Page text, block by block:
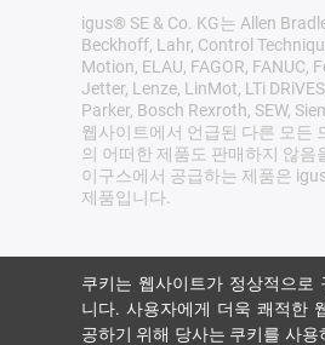
igus® SE & Co. KG는 Allen
Beckhoff, Lahr, Control
Motion, ELAU, FAGOR, FANUC,
Jetter, Lenze, LinMot, LTi
Parker, Bosch Rexroth, SEW,
웹사이트에서 언급된 다른 모든
의 어떠한 제품도 판매하지 않음
이구스에서 공급하는 제품은
제품입니다.
쿠키는 웹사이트가 정상적으로
니다. 사용자에게 더욱 쾌적한
공하기 위해 당사는 쿠키를 사용